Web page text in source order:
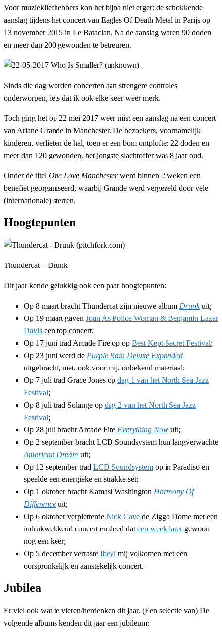
Voor muziekliefhebbers kon het bijna niet erger: de schokkende
aanslag tijdens het concert van Eagles Of Death Metal in Parijs op
13 november 2015 in Le Bataclan. Na de aanslag waren 90 doden
en meer dan 200 gewonden te betreuren.
Sinds die dag worden concerten aan strengere controles
onderworpen, iets dat ik ook elke keer weer merk.
Toch ging het op 22 mei 2017 weer mis: een aanslag na een concert
van Ariane Grande in Manchester. De bezoekers, voornamelijk
kinderen, verlieten de hal, toen er een bom ontplofte: 22 doden en
meer dan 120 gewonden, het jongste slachtoffer was 8 jaar oud.
Onder de titel One Love Manchesterwerd binnen 2 weken een
benefiet georganiseerd, waarbij Grande werd vergezeld door vele
(internationale) sterren.
Hoogtepunten
Thundercat – Drunk
Dit jaar kende gelukkig ook een paar hoogtepunten:
Op 8 maart bracht Thundercat zijn nieuwe album Drunkuit;
Op 19 maart gaven Joan As Police Woman & Benjamin Lazar
Davis een top concert;
Op 17 juni trad Arcade Fire op op Best Kept Secret Festival;
Op 23 juni werd de Purple Rain Deluxe Expanded
uitgebracht, met, ook voor mij, onbekend materiaal;
Op 7 juli trad Grace Jones op dag 1 van het North Sea Jazz
Festival;
Op 8 juli trad Solange op dag 2 van het North Sea Jazz
Festival;
Op 28 juli bracht Arcade Fire Everything Now uit;
Op 2 september bracht LCD Soundsystem hun langverwachte
American Dream uit;
Op 12 september trad LCD Soundsystem op in Paradiso en
speelde een energieke en strakke set;
Op 1 oktober bracht Kamasi Washington Harmony Of
Difference uit;
Op 6 oktober verpletterde Nick Cave de Ziggo Dome met een
indrukwekkend concert en deed dat een week latergewoon
nog een keer;
Op 5 december verraste Ibeyi mij volkomen met een
oorspronkelijk en aanstekelijk concert.
Jubilea
Er viel ook wat te vieren/herdenken dit jaar. (Een selectie van) De
volgende albums kenden dit jaar een jubileum: